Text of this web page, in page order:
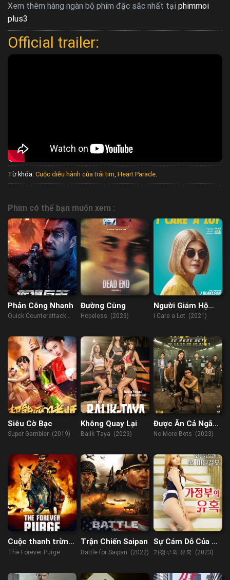
Xem thêm hàng ngàn bộ phim đặc sắc nhất tại phimmoi
plus3
Official trailer:
Từ khóa: Cuộc diễu hành của trái tim, Heart Parade.
Phim có thể bạn muốn xem :
Phản Công Nhanh
Quick Counterattack
Đường Cùng
Hopeless (2023)
Người Giám Hộ
Hoàn Hảo
I Care a Lot (2021)
Siêu Cờ Bạc
Super Gambler (2019)
Không Quay Lại
Balik Taya (2023)
Được Ăn Cả Ngã
Về Không
No More Bets (2023)
Cuộc thanh trừng
vĩnh viễn
The Forever Purge
Trận Chiến Saipan
Battle for Saipan (2022)
Sự Cám Dỗ Của Cô
Hầu Gái
가정부의 유혹 (2023)